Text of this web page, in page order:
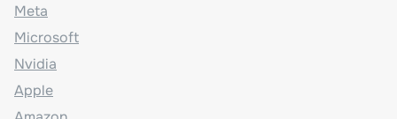
Meta
Microsoft
Nvidia
Apple